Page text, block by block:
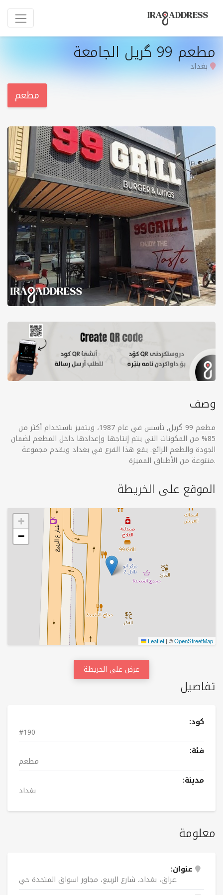
مطعم 99 گریل الجامعة
بغداد
مطعم
تفاصيل
كود:
#190
فئة:
مطعم
مدينة:
بغداد
معلومة
عنوان:
عراق، بغداد، شارع الربيع، مجاور اسواق المتحدة حي.
وصف
مطعم 99 گریل, تأسس في عام 1987، ويتميز باستخدام أكثر من
85% من المكونات التي يتم إنتاجها وإعدادها داخل المطعم لضمان
الجودة والطعم الرائع. يقع هذا الفرع في بغداد ويقدم مجموعة
متنوعة من الأطباق المميزة.
الموقع على الخريطة
+
−
Leaflet | ©OpenStreetMap
عرض على الخريطة